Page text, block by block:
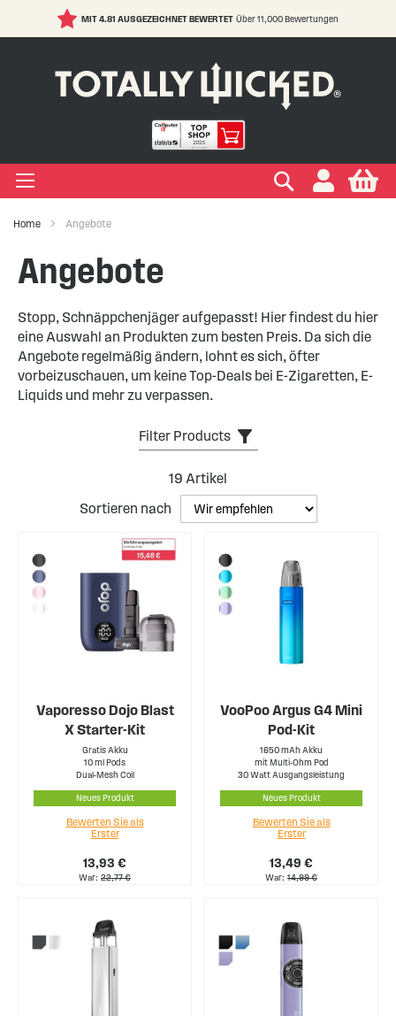
MIT 4.81 AUSGEZEICHNET BEWERTET Über 11,000 Bewertungen
Suchen
LIQUIDS
+
EINWEG E ZIGARETTE
+
E Zigarette
ELFBAR
+
VAPE PODS
+
Marken
E ZIGARETTE
+
Marken
VERDAMPFER
+
ZUBEHÖR
+
MARKEN
+
RATGEBER
+
SALE
Home Angebote
Angebote
Stopp, Schnäppchenjäger aufgepasst! Hier findest du hier
eine Auswahl an Produkten zum besten Preis. Da sich die
Angebote regelmäßig ändern, lohnt es sich, öfter
vorbeizuschauen, um keine Top-Deals bei E-Zigaretten, E-
Liquids und mehr zu verpassen.
Filter Products
19 Artikel
Sortieren nach
Vaporesso Dojo Blast
X Starter-Kit
Gratis Akku
10 ml Pods
Dual-Mesh Coil
Neues Produkt
13,93 €
War 22,77 €
Bewerten Sie als
Erster
VooPoo Argus G4 Mini
Pod-Kit
1650 mAh Akku
mit Multi-Ohm Pod
30 Watt Ausgangsleistung
Neues Produkt
13,49 €
War 14,99 €
Bewerten Sie als
Erster